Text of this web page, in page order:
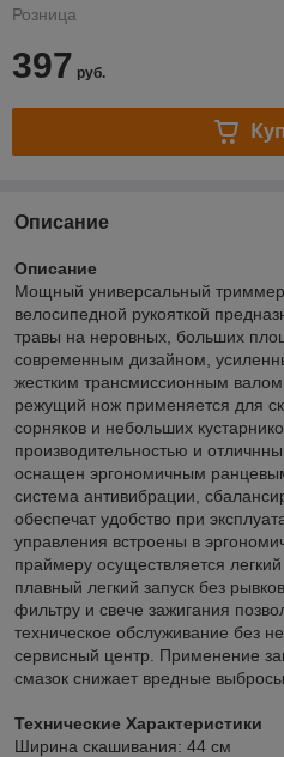
Розница
397 руб.
Описание
Описание
Мощный универсальный
велосипедной рукояткой
травы на неровных, больших
современным дизайном,
жестким трансмиссионным
режущий нож применяется для
сорняков и небольших
производительностью и
оснащен эргономичным
система антивибрации,
обеспечат удобство при
управления встроены в
праймеру осуществляется
плавный легкий запуск без
фильтру и свече зажигания
техническое обслуживание без
сервисный центр. Применение
смазок снижает вредные
Технические Характеристики
Ширина скашивания: 44 см